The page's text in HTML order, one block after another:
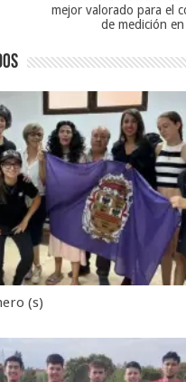
mejor valorado para el
de medición en
(s)